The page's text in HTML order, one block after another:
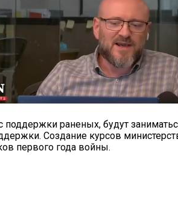
раненых, будут
Создание курсов
первого года войны.